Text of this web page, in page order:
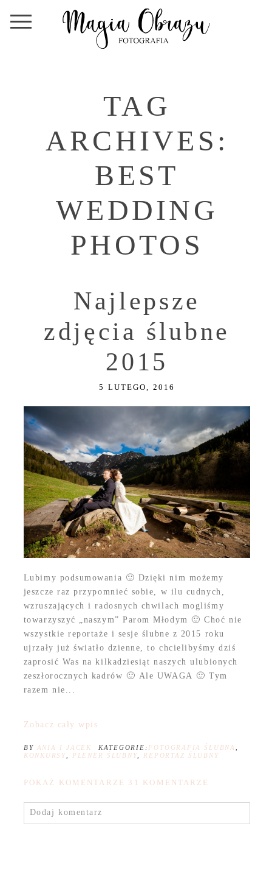
TAG
ARCHIVES:
BEST
WEDDING
PHOTOS
Najlepsze
zdjęcia ślubne
2015
5 LUTEGO, 2016
Lubimy podsumowania 🙂 Dzięki nim możemy
jeszcze raz przypomnieć sobie, w ilu cudnych,
wzruszających i radosnych chwilach mogliśmy
towarzyszyć „naszym” Parom Młodym 🙂 Choć nie
wszystkie reportaże i sesje ślubne z 2015 roku
ujrzały już światło dzienne, to chcielibyśmy dziś
zaprosić Was na kilkadziesiąt naszych ulubionych
zeszłorocznych kadrów 🙂 Ale UWAGA 🙂 Tym
razem nie...
Zobacz cały wpis
BY ANIA I JACEK KATEGORIE: FOTOGRAFIA ŚLUBNA
KONKURSY
PLENER ŚLUBNY REPORTAŻ ŚLUBNY
POKAŻ KOMENTARZE 31 KOMENTARZE
Dodaj komentarz